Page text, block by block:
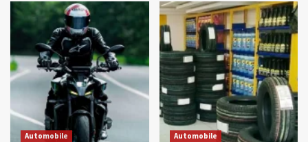
Automobile Automobile